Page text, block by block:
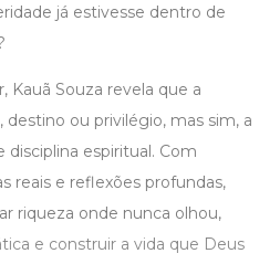
já estivesse dentro de
Kauã Souza revela que a
destino ou privilégio, mas sim, a
disciplina espiritual. Com
reais e reflexões profundas,
riqueza onde nunca olhou,
e construir a vida que Deus